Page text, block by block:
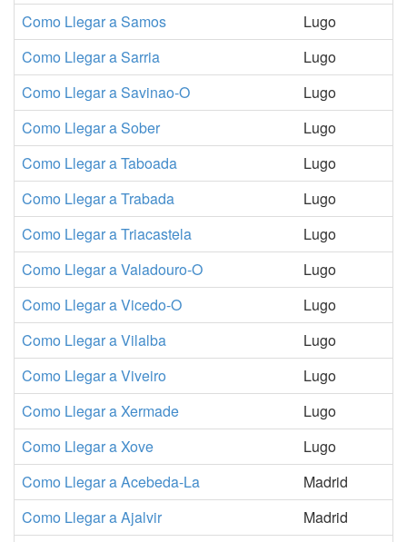
Como Llegar a Samos
Lugo
Como Llegar a Sarria
Lugo
Como Llegar a Savinao-O
Lugo
Como Llegar a Sober
Lugo
Como Llegar a Taboada
Lugo
Como Llegar a Trabada
Lugo
Como Llegar a Triacastela
Lugo
Como Llegar a Valadouro-O
Lugo
Como Llegar a Vicedo-O
Lugo
Como Llegar a Vilalba
Lugo
Como Llegar a Viveiro
Lugo
Como Llegar a Xermade
Lugo
Como Llegar a Xove
Lugo
Como Llegar a Acebeda-La
Madrid
Como Llegar a Ajalvir
Madrid